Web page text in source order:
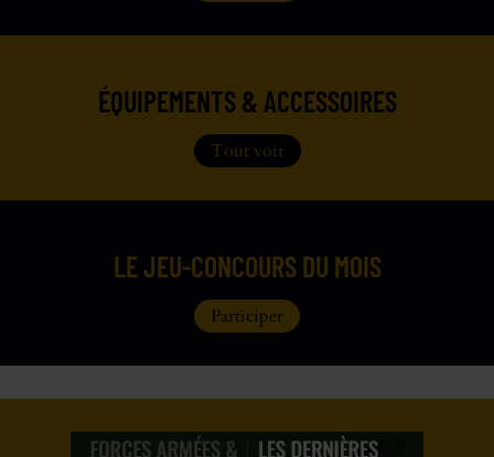
ÉQUIPEMENTS & ACCESSOIRES
Tout voir
LE JEU-CONCOURS DU MOIS
Participer